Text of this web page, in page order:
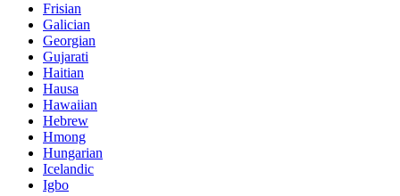
Frisian
Galician
Georgian
Gujarati
Haitian
Hausa
Hawaiian
Hebrew
Hmong
Hungarian
Icelandic
Igbo